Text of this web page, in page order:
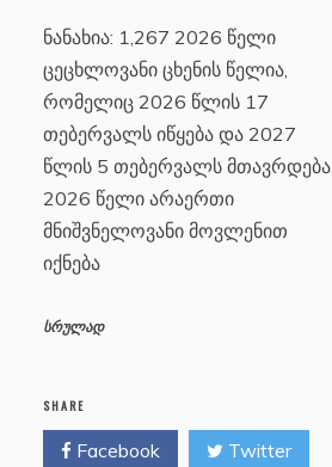
ნანახია: 1,267 2026 წელი
ცეცხლოვანი ცხენის წელია,
რომელიც 2026 წლის 17
თებერვალს იწყება და 2027
წლის 5 თებერვალს მთავრდება.
2026 წელი არაერთი
მნიშვნელოვანი მოვლენით
იქნება
სრულად
SHARE
Facebook Twitter